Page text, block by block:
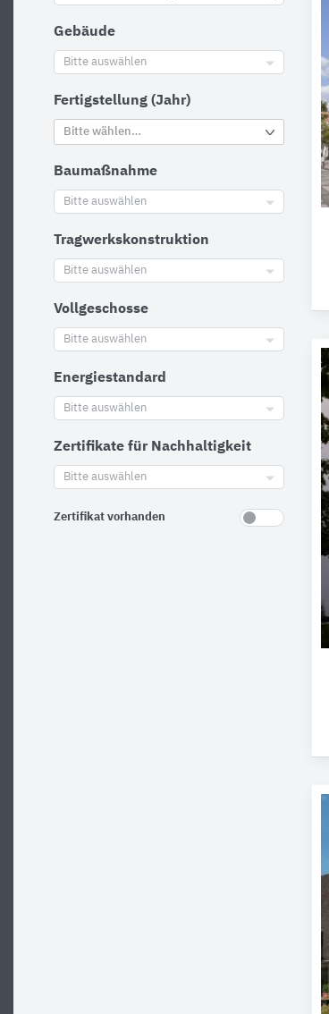
Gebäude
Bitte auswählen
Fertigstellung (Jahr)
Bitte wählen…
Baumaßnahme
Bitte auswählen
Tragwerkskonstruktion
Bitte auswählen
Vollgeschosse
Bitte auswählen
Energiestandard
Bitte auswählen
Zertifikate für Nachhaltigkeit
Bitte auswählen
Zertifikat vorhanden